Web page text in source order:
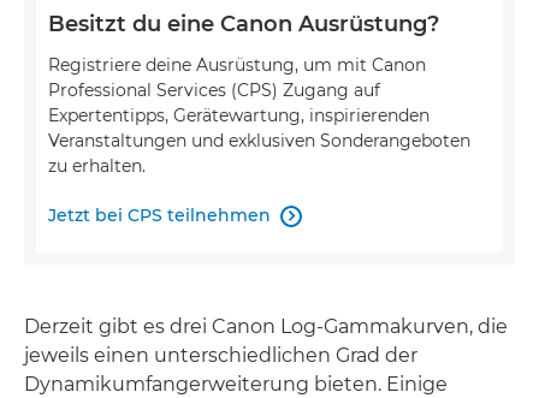
Besitzt du eine Canon Ausrüstung?
Registriere deine Ausrüstung, um mit Canon
Professional Services (CPS) Zugang auf
Expertentipps, Gerätewartung, inspirierenden
Veranstaltungen und exklusiven Sonderangeboten
zu erhalten.
Jetzt bei CPS teilnehmen 
Derzeit gibt es drei Canon Log-Gammakurven, die
jeweils einen unterschiedlichen Grad der
Dynamikumfangerweiterung bieten. Einige